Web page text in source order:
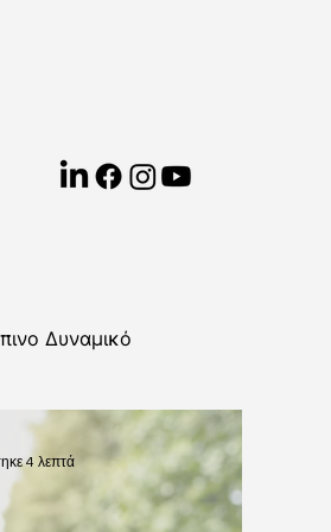
Δυναμικό
Εκπαίδευση & Ανάπτυξη
4 λεπτά